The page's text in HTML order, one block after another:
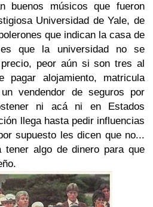
buenos músicos que fueron
Universidad de Yale, de
que indican la casa de
que la universidad no se
peor aún si son tres al
pagar alojamiento, matricula
vendendor de seguros por
ni acá ni en Estados
llega hasta pedir influencias
supuesto les dicen que no...
algo de dinero para que